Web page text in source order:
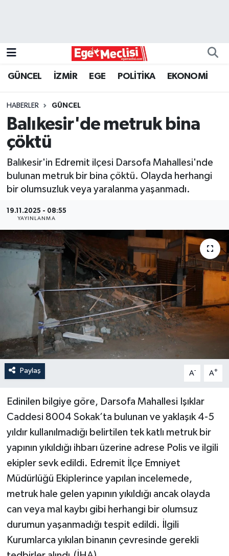
GÜNCEL İZMİR EGE POLİTİKA EKONOMİ
HABERLER GÜNCEL
Balıkesir'de metruk bina
çöktü
Balıkesir'in Edremit ilçesi Darsofa Mahallesi'nde
bulunan metruk bir bina çöktü. Olayda herhangi
bir olumsuzluk veya yaralanma yaşanmadı.
19.11.2025 - 08:55
YAYINLANMA
Paylaş A- A+
Edinilen bilgiye göre, Darsofa Mahallesi Işıklar
Caddesi 8004 Sokak’ta bulunan ve yaklaşık 4-5
yıldır kullanılmadığı belirtilen tek katlı metruk bir
yapının yıkıldığı ihbarı üzerine adrese Polis ve ilgili
ekipler sevk edildi. Edremit İlçe Emniyet
Müdürlüğü Ekiplerince yapılan incelemede,
metruk hale gelen yapının yıkıldığı ancak olayda
can veya mal kaybı gibi herhangi bir olumsuz
durumun yaşanmadığı tespit edildi. İlgili
Kurumlarca yıkılan binanın çevresinde gerekli
GÜNCEL
İZMİR
ÖZEL HABER
SPOR
YAŞAM